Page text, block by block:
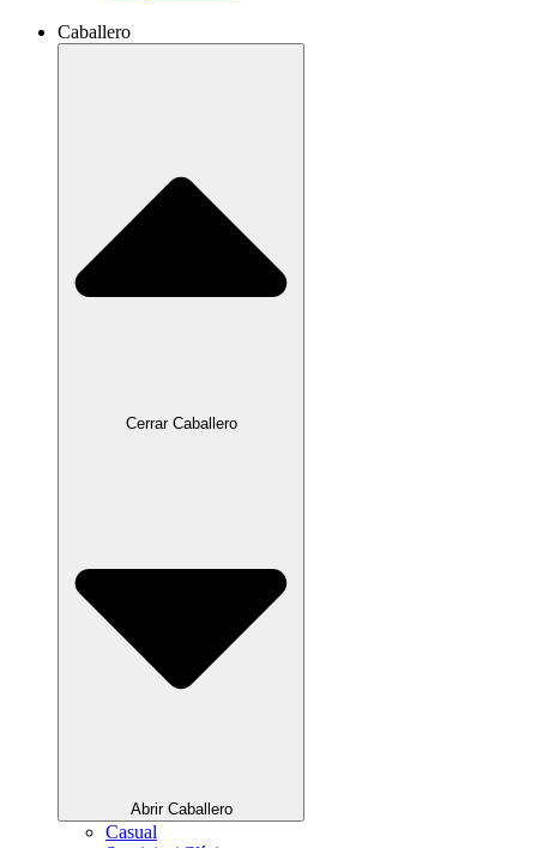
Caballero
Cerrar Caballero
Abrir Caballero
Casual